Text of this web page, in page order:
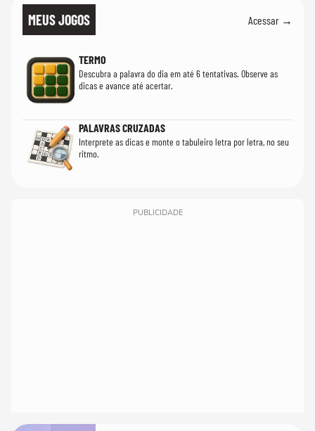
MEUS JOGOS Acessar →
TERMO
Descubra a palavra do dia em até 6 tentativas. Observe as
dicas e avance até acertar.
PALAVRAS CRUZADAS
Interprete as dicas e monte o tabuleiro letra por letra, no seu
ritmo.
PUBLICIDADE